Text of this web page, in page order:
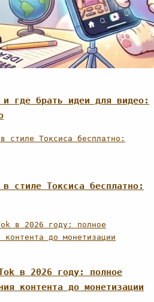
где брать идеи для видео:
стиле Токсиса бесплатно:
в 2026 году: полное
контента до монетизации